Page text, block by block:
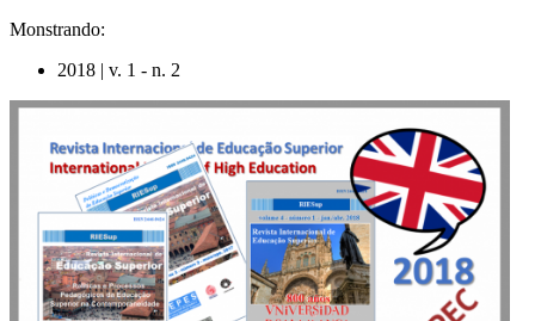
Monstrando:
2018 | v. 1 - n. 2